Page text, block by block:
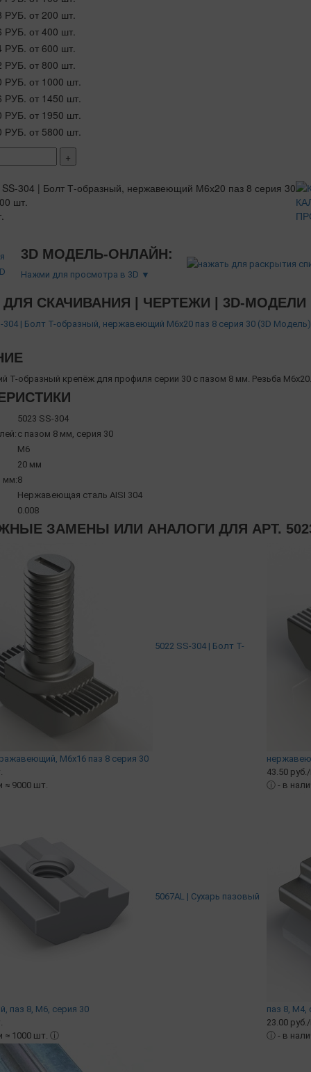
РУБ. от 200 шт.
РУБ. от 400 шт.
РУБ. от 600 шт.
РУБ. от 800 шт.
РУБ. от 1000 шт.
РУБ. от 1450 шт.
РУБ. от 1950 шт.
РУБ. от 5800 шт.
+
шт.
3D МОДЕЛЬ-ОНЛАЙН:
Нажми для просмотра в 3D ▼
СКАЧИВАНИЯ | ЧЕРТЕЖИ | 3D-МОДЕЛИ
304 | Болт Т-образный, нержавеющий М6х20 паз 8 серия 30 (3D
Т-образный крепёж для профиля серии 30 с пазом 8 мм. Резьба М6х20.
5023 SS-304
с пазом 8 мм, серия 30
М6
20 мм
мм:8
Нержавеющая сталь AISI 304
0.008
ЗАМЕНЫ ИЛИ АНАЛОГИ ДЛЯ АРТ. 5023
5022 SS-304 | Болт Т-
М6х16 паз 8 серия 30
≈ 9000 шт.
43.50
ⓘ - в
5067AL | Сухарь пазовый
паз 8, М6, серия 30
≈ 1000 шт. ⓘ
паз 8, М4,
23.00
ⓘ - в